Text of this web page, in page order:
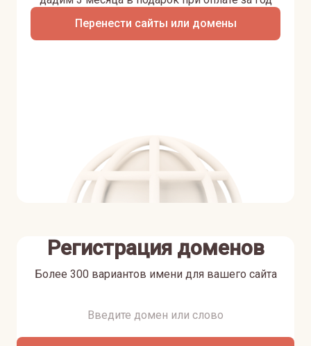
Перенести сайты или домены
Регистрация доменов
Более 300 вариантов имени для вашего сайта